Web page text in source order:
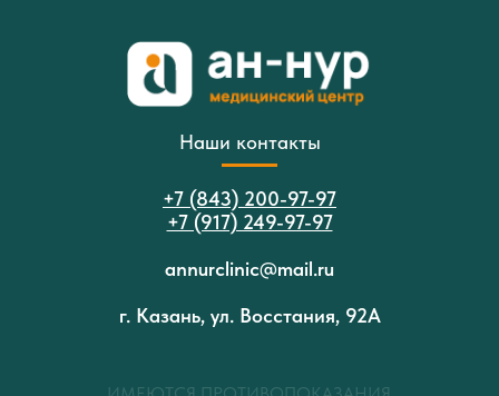
Наши контакты
+7 (843) 200-97-97
+7 (917) 249-97-97
annurclinic@mail.ru
г. Казань, ул. Восстания, 92А